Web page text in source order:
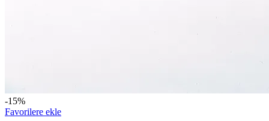
-15%
Favorilere ekle